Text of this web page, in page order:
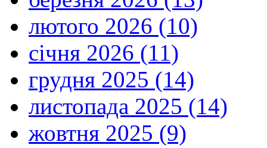
лютого 2026 (10)
січня 2026 (11)
грудня 2025 (14)
листопада 2025 (14)
жовтня 2025 (9)